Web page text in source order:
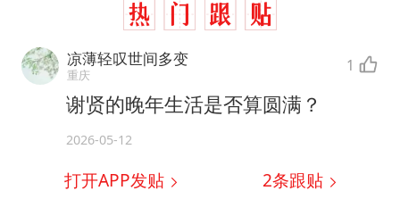
凉薄轻叹世间多变
重庆 1
谢贤的晚年生活是否算圆满？
2026-05-12
打开APP发贴 2条跟贴